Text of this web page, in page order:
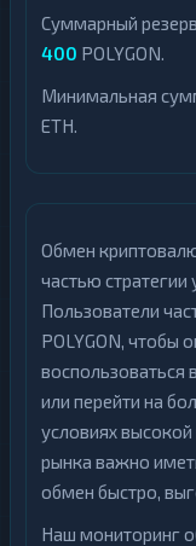
Суммарный
400 POLYGON.
Минимальная
ETH.
Обмен
частью
Пользователи
POLYGON, чтобы
или перейти на
условиях
рынка важно
обмен быстро,
Наш мониторинг